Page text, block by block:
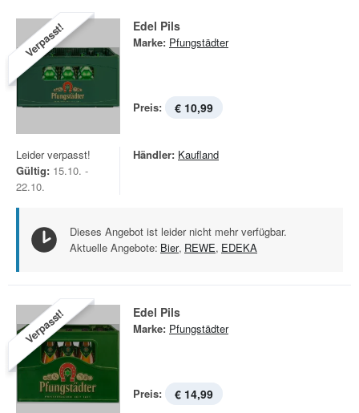
Verpasst! Edel Pils
Marke: Pfungstädter
Preis: € 10,99
Leider verpasst!
Gültig: 15.10. -
22.10.
Händler: Kaufland
Dieses Angebot ist leider nicht mehr verfügbar.
Aktuelle Angebote: Bier, REWE, EDEKA
Verpasst! Edel Pils
Marke: Pfungstädter
Preis: € 14,99